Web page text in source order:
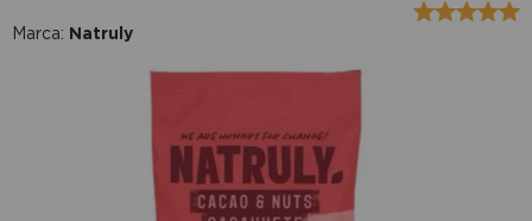
Marca: Natruly